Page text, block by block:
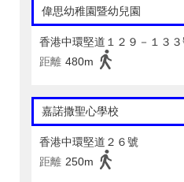
偉思幼稚園暨幼兒園
香港中環堅道１２９－１３
距離 480m
嘉諾撒聖心學校
香港中環堅道２６號
距離 250m